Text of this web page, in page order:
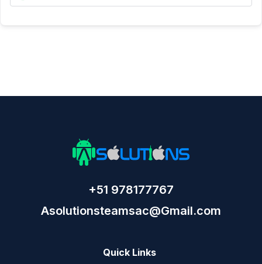
+51 978177767
Asolutionsteamsac@Gmail.com
Quick Links